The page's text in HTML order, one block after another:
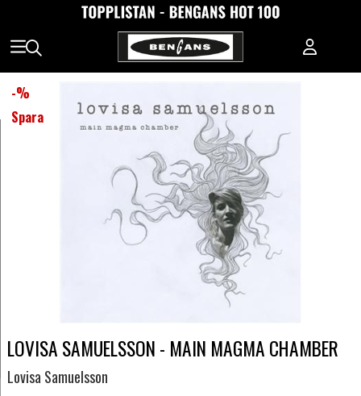
-%
Spara
LOVISA SAMUELSSON - MAIN MAGMA CHAMBER
Lovisa Samuelsson